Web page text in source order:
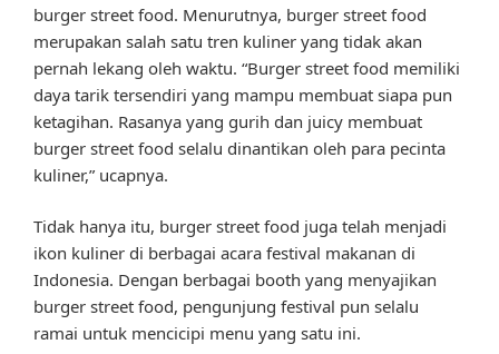
burger street food. Menurutnya, burger street food
merupakan salah satu tren kuliner yang tidak akan
pernah lekang oleh waktu. “Burger street food memiliki
daya tarik tersendiri yang mampu membuat siapa pun
ketagihan. Rasanya yang gurih dan juicy membuat
burger street food selalu dinantikan oleh para pecinta
kuliner,” ucapnya.
Tidak hanya itu, burger street food juga telah menjadi
ikon kuliner di berbagai acara festival makanan di
Indonesia. Dengan berbagai booth yang menyajikan
burger street food, pengunjung festival pun selalu
ramai untuk mencicipi menu yang satu ini.